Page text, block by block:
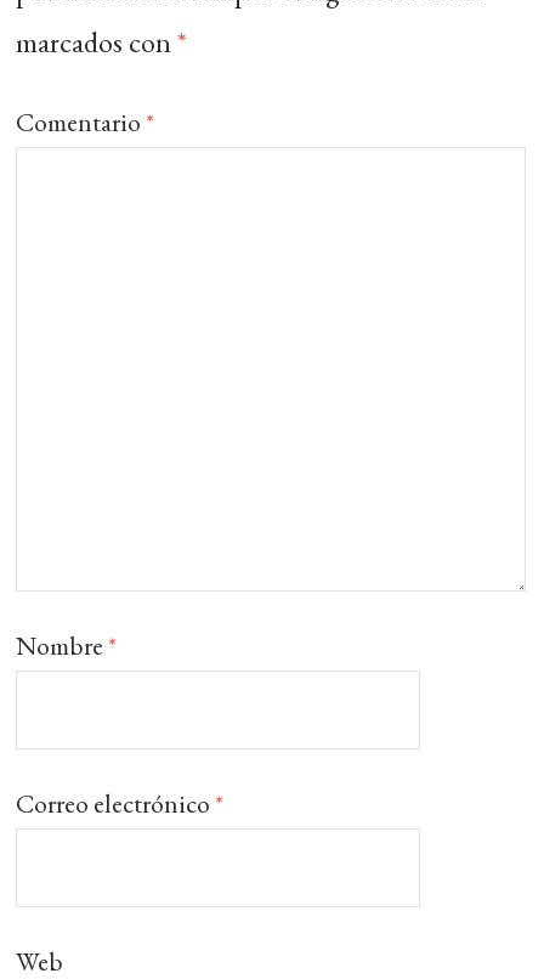
marcados con*
Comentario *
Nombre *
Correo electrónico *
Web